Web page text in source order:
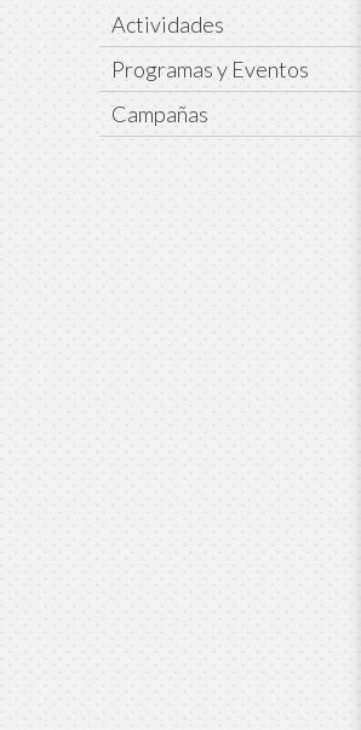
Actividades
Programas y Eventos
Campañas